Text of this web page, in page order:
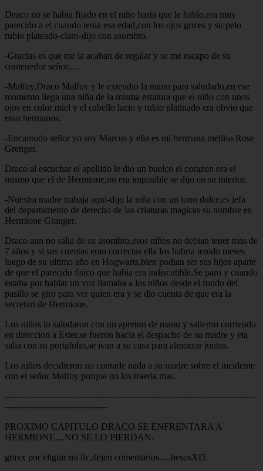
Deaco no se habia fijado en el niño hasta que le hablo,era muy
parecido a el cuando tenia esa edad,con los ojos grices y su pelo
rubio plateado-claro-dijo con asombro.
-Gracias es que me la acaban de regalar y se me escapo de su
contenedor señor.....
-Malfoy,Draco Malfoy y le extendio la mano para saludarlo,en ese
momento llega una niña de la misma estatura que el niño con unos
ojos en color miel y el cabello lacio y rubio platinado era obvio que
eran hermanos.
-Encantodo señor yo soy Marcus y ella es mi hermana mellisa Rose
Grenger.
Draco al escuchar el apellido le dio un buelco el corazon era el
mismo que el de Hermione,no era imposible se dijo en su interior.
-Nuestra madre trabaja aqui-dijo la niña con un tono dulce,es jefa
del departamento de derecho de las criaturas magicas su nombre es
Hermione Granger.
Draco aun no salia de su asombro,esos niños no debian tener mas de
7 años y si sus cuentas eran correctas ella los habria tenido meses
luego de su ultimo año en Hogwarts,bien podian ser sus hijos aparte
de que el parecido fisico que habia era indiscutible.Se paro y cuando
estaba por hablar un voz llamaba a los niños desde el fondo del
pasillo se giro para ver quien era y se dio cuenta de que era la
secretari de Hermione.
Los niños lo saludaron con un apreton de mano y salieron corriendo
en direccion a Ester,se fueron hacia el despacho de su madre y eta
salia con su portafolio,se ivan a su casa para almorzar juntos.
Los niños decidieron no contarle nada a su madre sobre el incidente
con el señor Malfoy porque no los traeria mas.
--------------------------------------------------------------------------------------
-----------------------------------
PROXIMO CAPITULO DRACO SE ENFRENTARA A
HERMIONE....NO SE LO PIERDAN.
graxx por eliguir mi fic,dejen comentarios.....besosXD.